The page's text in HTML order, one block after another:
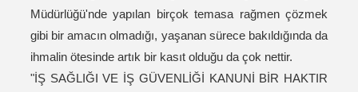
Müdürlüğü'nde yapılan birçok temasa rağmen çözmek
gibi bir amacın olmadığı, yaşanan sürece bakıldığında da
ihmalin ötesinde artık bir kasıt olduğu da çok nettir.
"İŞ SAĞLIĞI VE İŞ GÜVENLİĞİ KANUNİ BİR HAKTIR